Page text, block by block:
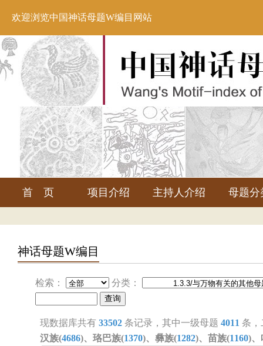
欢迎浏览中国神话母题W编目网站
首 页 项目介绍 主持人介绍 母题分
神话母题W编目
检索： 分类：
现数据库共有 33502 条记录，其中一级母题 4011 条
汉族(4686)、珞巴族(1370)、彝族(1282)、苗族(1160)、